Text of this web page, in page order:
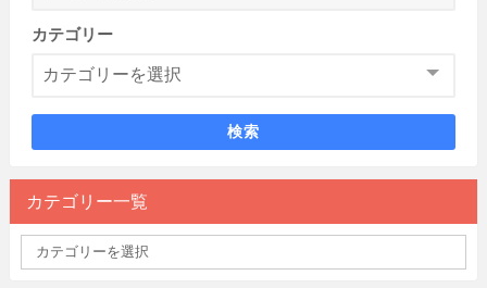
カテゴリー
検索
カテゴリー一覧